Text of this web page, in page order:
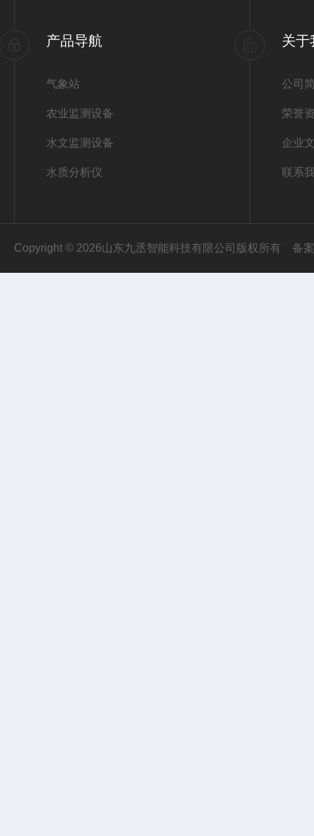
产品导航
气象站
农业监测设备
水文监测设备
水质分析仪
关于
公司
荣誉
企业
联系
Copyright © 2026山东九丞智能科技有限公司版权所有 备